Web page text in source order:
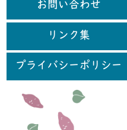
お問い合わせ
リンク集
プライバシーポリシー